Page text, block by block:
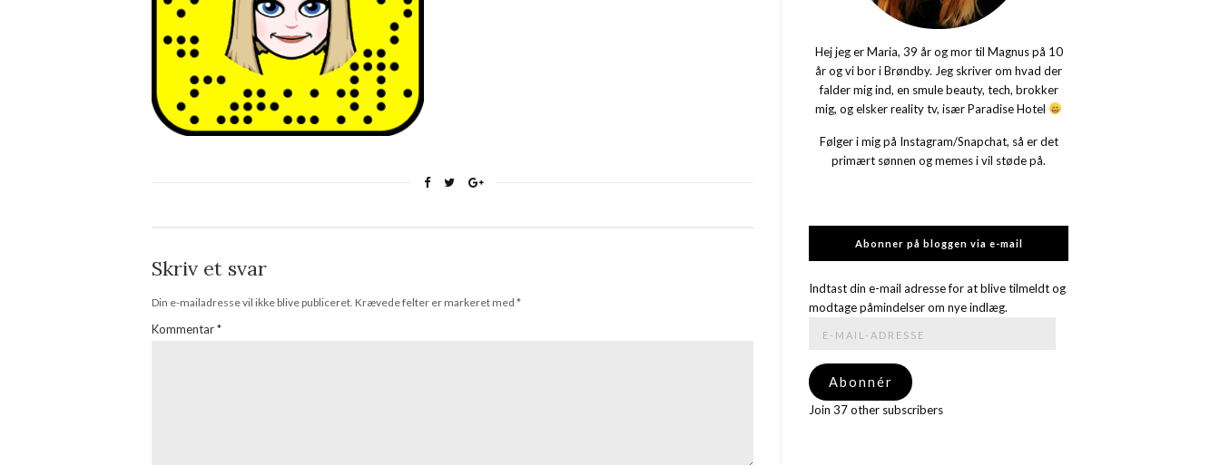
Skriv et svar
Din e-mailadresse vil ikke blive publiceret. Krævede felter er markeret med *
Kommentar*
Hej jeg er Maria, 39 år og mor til Magnus på 10
år og vi bor i Brøndby. Jeg skriver om hvad der
falder mig ind, en smule beauty, tech, brokker
mig, og elsker reality tv, især Paradise Hotel
Følger i mig på Instagram/Snapchat, så er det
primært sønnen og memes i vil støde på.
Abonner på bloggen via e-mail
Indtast din e-mail adresse for at blive tilmeldt og
modtage påmindelser om nye indlæg.
adresse
Abonnér
Join 37 other subscribers